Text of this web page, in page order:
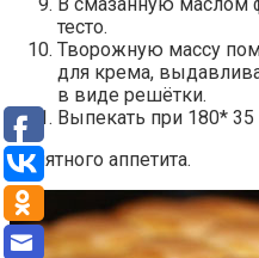
тесто.
Творожную массу
для крема,
в виде решётки.
Выпекать при 180* 35
Приятного аппетита.